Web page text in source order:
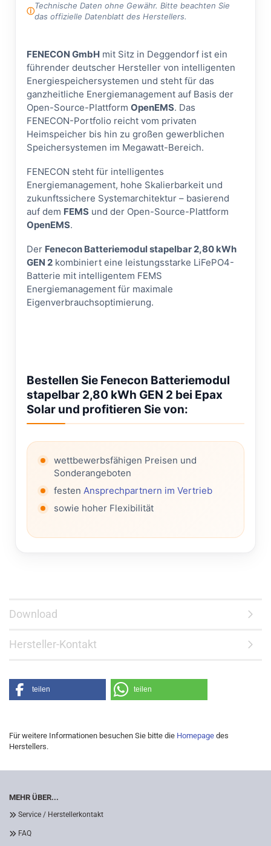
Technische Daten ohne Gewähr. Bitte beachten Sie
das offizielle Datenblatt des Herstellers.
FENECON GmbH mit Sitz in Deggendorf ist ein
führender deutscher Hersteller von intelligenten
Energiespeichersystemen und steht für das
ganzheitliche Energiemanagement auf Basis der
Open-Source-Plattform OpenEMS. Das
FENECON-Portfolio reicht vom privaten
Heimspeicher bis hin zu großen gewerblichen
Speichersystemen im Megawatt-Bereich.
FENECON steht für intelligentes
Energiemanagement, hohe Skalierbarkeit und
zukunftssichere Systemarchitektur – basierend
auf dem FEMS und der Open-Source-Plattform
OpenEMS.
Der Fenecon Batteriemodul stapelbar 2,80 kWh
GEN 2 kombiniert eine leistungsstarke LiFePO4-
Batterie mit intelligentem FEMS
Energiemanagement für maximale
Eigenverbrauchsoptimierung.
Bestellen Sie Fenecon Batteriemodul
stapelbar 2,80 kWh GEN 2 bei Epax
Solar und profitieren Sie von:
wettbewerbsfähigen Preisen und
Sonderangeboten
festen Ansprechpartnern im Vertrieb
sowie hoher Flexibilität
Download
Hersteller-Kontakt
teilen teilen
Für weitere Informationen besuchen Sie bitte die Homepage des
Herstellers.
MEHR ÜBER...
Service / Herstellerkontakt
FAQ